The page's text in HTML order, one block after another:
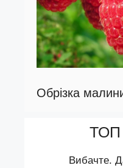
Обрізка
ТОП
Вибачте.